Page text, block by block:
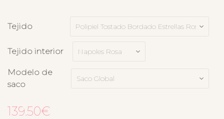
Tejido
Tejido interior
Modelo de
saco
139.50€